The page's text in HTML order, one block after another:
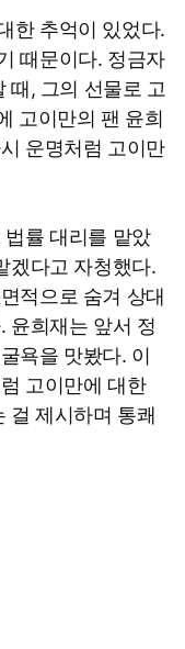
한 추억이 있었다.
때문이다. 정금자
때, 그의 선물로 고
고이만의 팬 윤희
운명처럼 고이만
률 대리를 맡았
겠다고 자청했다.
적으로 숨겨 상대
윤희재는 앞서 정
욕을 맛봤다. 이
고이만에 대한
걸 제시하며 통쾌